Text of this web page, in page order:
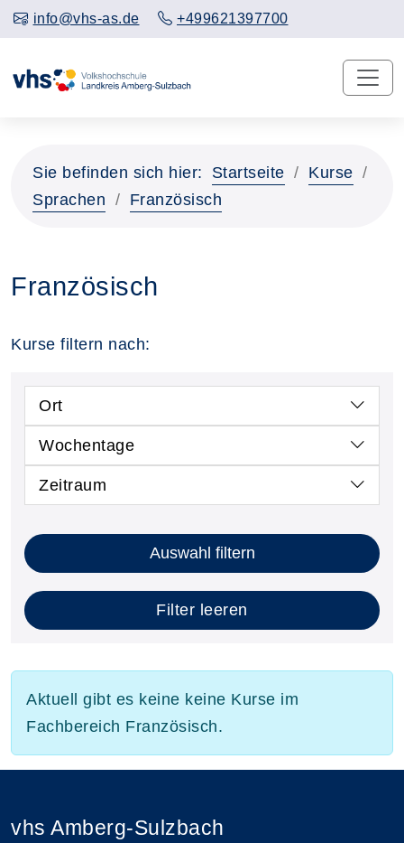
info@vhs-as.de +499621397700
Sie befinden sich hier: Startseite
Kurse
Sprachen
Französisch
Französisch
Kurse filtern nach:
Ort
Wochentage
Zeitraum
Auswahl filtern
Filter leeren
Aktuell gibt es keine keine Kurse im
Fachbereich Französisch.
vhs Amberg-Sulzbach